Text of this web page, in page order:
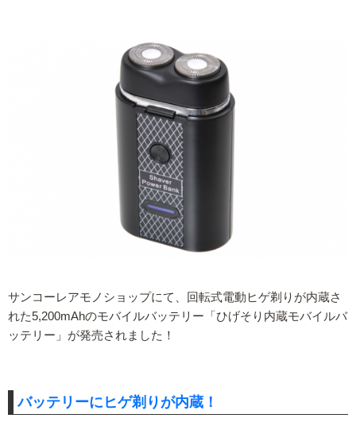
サンコーレアモノショップにて、回転式電動ヒゲ剃りが内蔵さ
れた5,200mAhのモバイルバッテリー「ひげそり内蔵モバイルバ
ッテリー」が発売されました！
バッテリーにヒゲ剃りが内蔵！